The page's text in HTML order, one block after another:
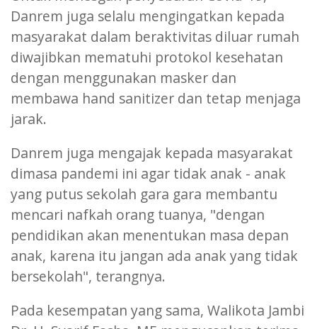
Danrem juga selalu mengingatkan kepada
masyarakat dalam beraktivitas diluar rumah
diwajibkan mematuhi protokol kesehatan
dengan menggunakan masker dan
membawa hand sanitizer dan tetap menjaga
jarak.
Danrem juga mengajak kepada masyarakat
dimasa pandemi ini agar tidak anak - anak
yang putus sekolah gara gara membantu
mencari nafkah orang tuanya, "dengan
pendidikan akan menentukan masa depan
anak, karena itu jangan ada anak yang tidak
bersekolah", terangnya.
Pada kesempatan yang sama, Walikota Jambi